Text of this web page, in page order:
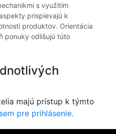
s využitím
prispievajú k
produktov. Orientácia
ponuky odlišujú túto
majú prístup k týmto
pre prihlásenie.